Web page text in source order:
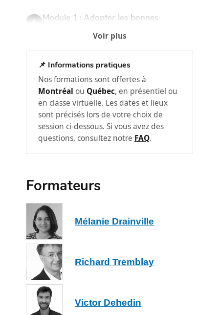
1
Module 1 : Adopter les bonnes
Avant de créer quoi que ce soit, les meilleurs
lisibilité, harmonie des couleurs et sélection
de visuels de qualité.
Points abordés :
Les astuces du présentateur et du
créateur de diaporama
contexte
hiérarchie visuelle
L'harmonie des couleurs et la
définition de normes graphiques
cohérentes
La sélection et l'utilisation de visuels
de haute qualité
Module 2 : Personnaliser le masque
(slide master) de votre diaporama
Voir plus
📌 Informations pratiques
Nos formations sont offertes à
Montréal ou Québec, en présentiel ou
en classe virtuelle. Les dates et lieux
sont précisés lors de votre choix de
session ci-dessous. Si vous avez des
questions, consultez notre FAQ.
Formateurs
Mélanie Drainville
Richard Tremblay
Victor Dehedin